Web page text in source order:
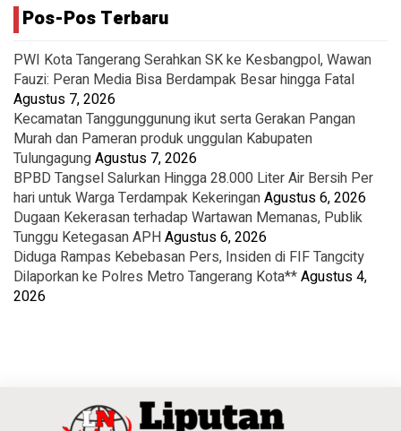
Pos-Pos Terbaru
PWI Kota Tangerang Serahkan SK ke Kesbangpol, Wawan
Fauzi: Peran Media Bisa Berdampak Besar hingga Fatal
Agustus 7, 2026
Kecamatan Tanggunggunung ikut serta Gerakan Pangan
Murah dan Pameran produk unggulan Kabupaten
TulungagungAgustus 7, 2026
BPBD Tangsel Salurkan Hingga 28.000 Liter Air Bersih Per
hari untuk Warga Terdampak KekeringanAgustus 6, 2026
Dugaan Kekerasan terhadap Wartawan Memanas, Publik
Tunggu Ketegasan APHAgustus 6, 2026
Diduga Rampas Kebebasan Pers, Insiden di FIF Tangcity
Dilaporkan ke Polres Metro Tangerang Kota**Agustus 4,
2026